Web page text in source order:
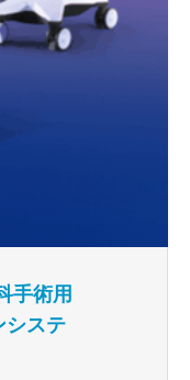
手術用
システ